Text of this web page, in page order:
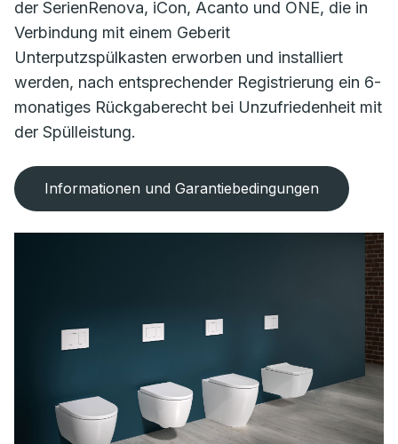
der SerienRenova, iCon, Acanto und ONE, die in
Verbindung mit einem Geberit
Unterputzspülkasten erworben und installiert
werden, nach entsprechender Registrierung ein 6-
monatiges Rückgaberecht bei Unzufriedenheit mit
der Spülleistung.
Informationen und Garantiebedingungen